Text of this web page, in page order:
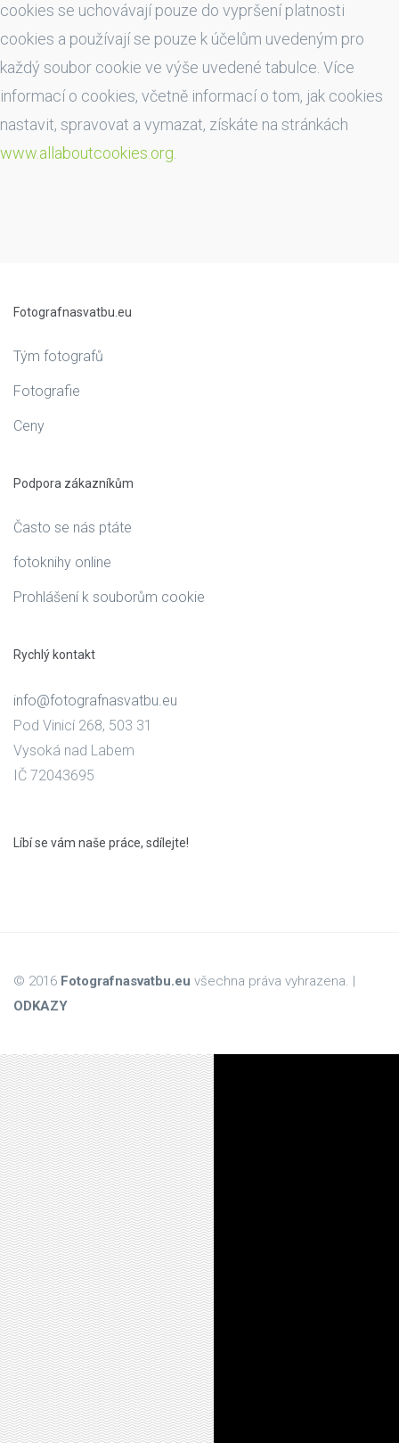
cookies se uchovávají pouze do vypršení platnosti
cookies a používají se pouze k účelům uvedeným pro
každý soubor cookie ve výše uvedené tabulce. Více
informací o cookies, včetně informací o tom, jak cookies
nastavit, spravovat a vymazat, získáte na stránkách
www.allaboutcookies.org
Fotografnasvatbu.eu
Tým fotografů
Fotografie
Ceny
Podpora zákazníkům
Často se nás ptáte
fotoknihy online
Prohlášení k souborům cookie
Rychlý kontakt
info@fotografnasvatbu.eu
Pod Vinicí 268, 503 31
Vysoká nad Labem
IČ 72043695
Líbí se vám naše práce, sdílejte!
© 2016 Fotografnasvatbu.eu všechna práva vyhrazena. |
ODKAZY